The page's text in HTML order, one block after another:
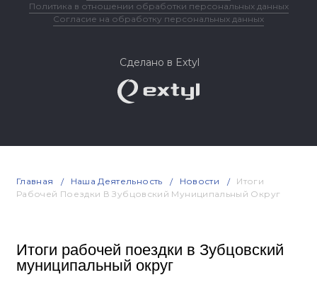
Политика в отношении обработки персональных данных
Согласие на обработку персональных данных
Сделано в Extyl
Главная Наша Деятельность Новости
Итоги
Рабочей Поездки В Зубцовский Муниципальный Округ
Итоги рабочей поездки в Зубцовский
муниципальный округ